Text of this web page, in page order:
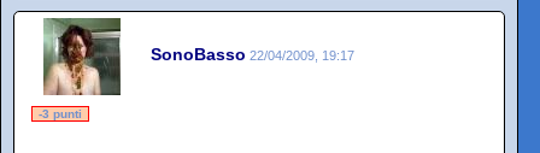
SonoBasso 22/04/2009, 19:17
-3 punti